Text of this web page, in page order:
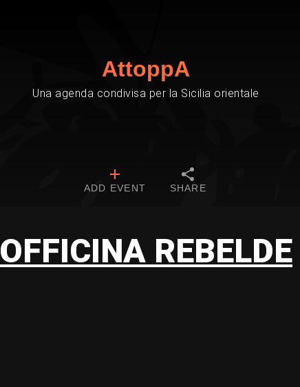
AttoppA
Una agenda condivisa per la Sicilia orientale
ADD EVENT SHARE
OFFICINA REBELDE